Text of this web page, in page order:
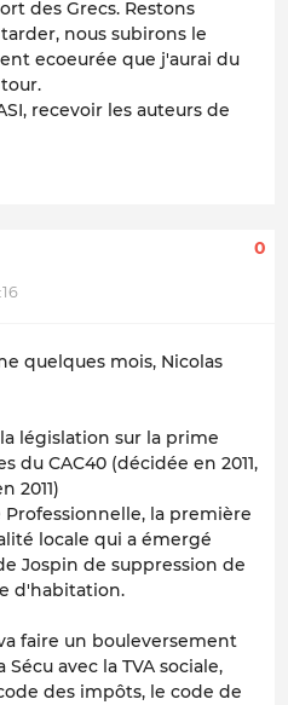
des Grecs. Restons
nous subirons le
ecoeurée que j'aurai du
recevoir les auteurs de
0
quelques mois, Nicolas
législation sur la prime
du CAC40 (décidée en 2011,
2011)
Professionnelle, la première
locale qui a émergé
Jospin de suppression de
d'habitation.
faire un bouleversement
avec la TVA sociale,
des impôts, le code de